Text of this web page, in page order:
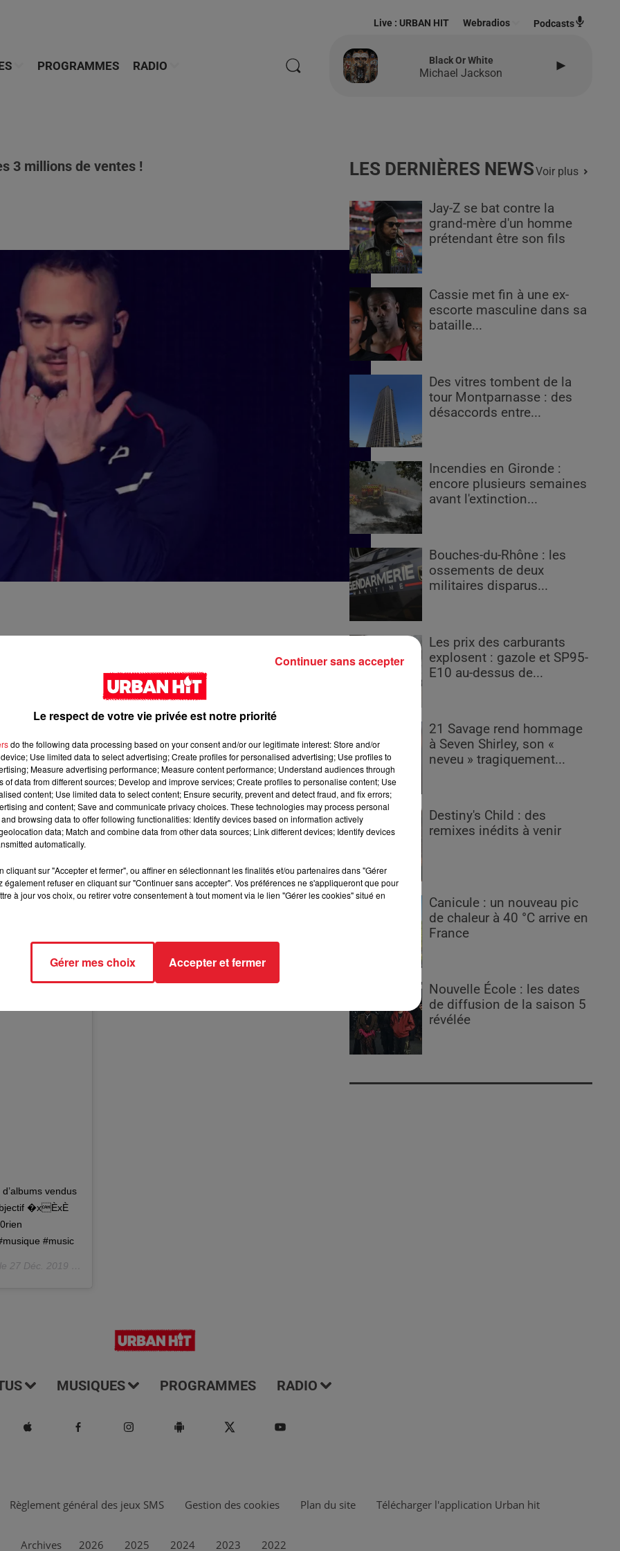
PROGRAMMES RADIO
Live : URBAN HIT Webradios Podcasts
Black Or White
Michael Jackson
3 millions de ventes !
de l'histoire.
rap français, juste derrièreMC Solaar . Avec 11 albums et une
comme étant l'une des valeurs sûres de l'industrie
En effet,
les choses évoluent dans le bon sens pour lui d'ici l'année
vendus
affirmant que le rappeur marseillais était devenu le second
« Jul vient tout juste de dépasser la barre des 3 millions
célébrée par les internautes qui n'ont pas hésité à
l'occasion de fêter cette annonce directement au Vélodrome de
les incidents qui ont suivi). Alors, 2020, l'année de tous
que nous lui souhaitons !
vendus
�xÈxÈ
#music
27 Déc. 2019 à 11 :19 PST
LES DERNIÈRES NEWSVoir plus
Jay-Z se bat contre la
grand-mère d'un homme
prétendant être son fils
Cassie met fin à une ex-
escorte masculine dans sa
bataille...
Des vitres tombent de la
tour Montparnasse : des
désaccords entre...
Incendies en Gironde :
encore plusieurs semaines
avant l'extinction...
Bouches-du-Rhône : les
ossements de deux
militaires disparus...
Les prix des carburants
explosent : gazole et SP95-
E10 au-dessus de...
21 Savage rend hommage
à Seven Shirley, son «
neveu » tragiquement...
Destiny's Child : des
remixes inédits à venir
Canicule : un nouveau pic
de chaleur à 40 °C arrive en
France
Nouvelle École : les dates
de diffusion de la saison 5
révélée
MUSIQUES PROGRAMMES RADIO
Règlement général des jeux SMS Gestion des cookies Plan du site Télécharger l'application Urban hit
Archives 2026 2025 2024 2023 2022
Le respect de votre vie privée est notre priorité
do the following data processing based on your consent and/or our legitimate interest: Store and/or
Use limited data to select advertising; Create profiles for personalised advertising; Use profiles to
Measure advertising performance; Measure content performance; Understand audiences through
of data from different sources; Develop and improve services; Create profiles to personalise content; Use
content; Use limited data to select content; Ensure security, prevent and detect fraud, and fix errors;
and content; Save and communicate privacy choices. These technologies may process personal
browsing data to offer following functionalities: Identify devices based on information actively
data; Match and combine data from other data sources; Link different devices; Identify devices
automatically.
cliquant sur "Accepter et fermer", ou affiner en sélectionnant les finalités et/ou partenaires dans "Gérer
également refuser en cliquant sur "Continuer sans accepter". Vos préférences ne s'appliqueront que pour
à jour vos choix, ou retirer votre consentement à tout moment via le lien "Gérer les cookies" situé en
Gérer mes choix Accepter et fermer
Continuer sans accepter